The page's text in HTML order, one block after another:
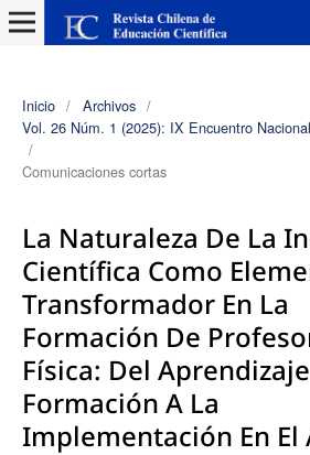
Inicio / Archivos /
Vol. 26 Núm. 1 (2025): IX Encuentro
/
Comunicaciones cortas
La Naturaleza De La
Científica Como
Transformador En La
Formación De
Física: Del
Formación A La
Implementación En El